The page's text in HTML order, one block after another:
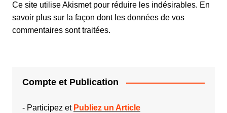
Ce site utilise Akismet pour réduire les indésirables. En
savoir plus sur la façon dont les données de vos
commentaires sont traitées.
Compte et Publication
- Participez et Publiez un Article